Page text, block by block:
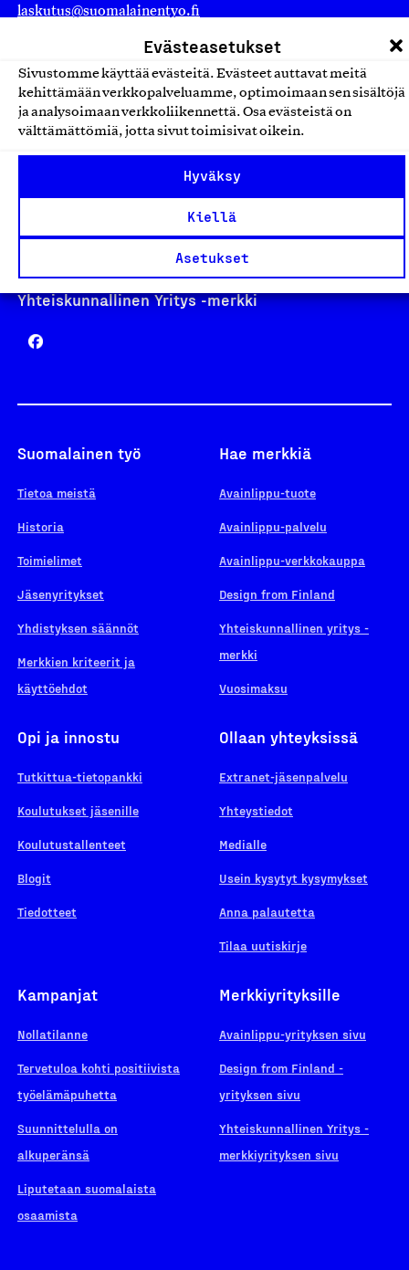
Evästeasetukset
Sivustomme käyttää evästeitä. Evästeet auttavat meitä
kehittämään verkkopalveluamme, optimoimaan sen sisältöjä
ja analysoimaan verkkoliikennettä. Osa evästeistä on
välttämättömiä, jotta sivut toimisivat oikein.
Hyväksy
Kiellä
Asetukset
laskutus@suomalainentyo.fi
Avainlippu
Design From Finland
Yhteiskunnallinen Yritys -merkki
Suomalainen työ
Tietoa meistä
Historia
Toimielimet
Jäsenyritykset
Yhdistyksen säännöt
Merkkien kriteerit ja
käyttöehdot
Hae merkkiä
Avainlippu-tuote
Avainlippu-palvelu
Avainlippu-verkkokauppa
Design from Finland
Yhteiskunnallinen yritys -
merkki
Vuosimaksu
Opi ja innostu
Tutkittua-tietopankki
Koulutukset jäsenille
Koulutustallenteet
Blogit
Tiedotteet
Ollaan yhteyksissä
Extranet-jäsenpalvelu
Yhteystiedot
Medialle
Usein kysytyt kysymykset
Anna palautetta
Tilaa uutiskirje
Kampanjat
Nollatilanne
Tervetuloa kohti positiivista
työelämäpuhetta
Suunnittelulla on
alkuperänsä
Liputetaan suomalaista
osaamista
Merkkiyrityksille
Avainlippu-yrityksen sivu
Design from Finland -
yrityksen sivu
Yhteiskunnallinen Yritys -
merkkiyrityksen sivu